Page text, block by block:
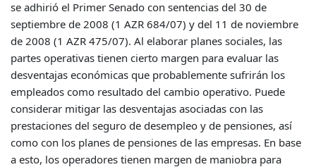
se adhirió el Primer Senado con sentencias del 30 de
septiembre de 2008 (1 AZR 684/07) y del 11 de noviembre
de 2008 (1 AZR 475/07). Al elaborar planes sociales, las
partes operativas tienen cierto margen para evaluar las
desventajas económicas que probablemente sufrirán los
empleados como resultado del cambio operativo. Puede
considerar mitigar las desventajas asociadas con las
prestaciones del seguro de desempleo y de pensiones, así
como con los planes de pensiones de las empresas. En base
a esto, los operadores tienen margen de maniobra para